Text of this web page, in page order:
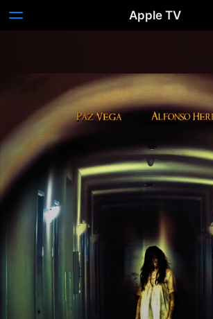
Apple TV